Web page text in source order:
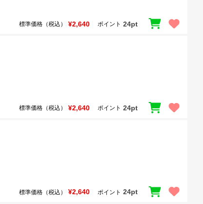
標準価格（税込） ¥2,640 ポイント 24pt
標準価格（税込） ¥2,640 ポイント 24pt
標準価格（税込） ¥2,640 ポイント 24pt